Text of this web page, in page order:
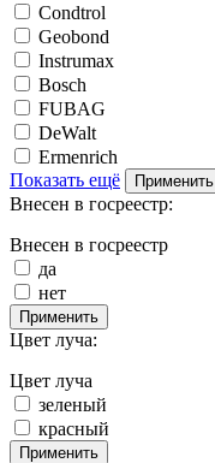
Condtrol
Geobond
Instrumax
Bosch
FUBAG
DeWalt
Ermenrich
Показать ещё
Применить
Внесен в госреестр:
Внесен в госреестр
да
нет
Применить
Цвет луча:
Цвет луча
зеленый
красный
Применить